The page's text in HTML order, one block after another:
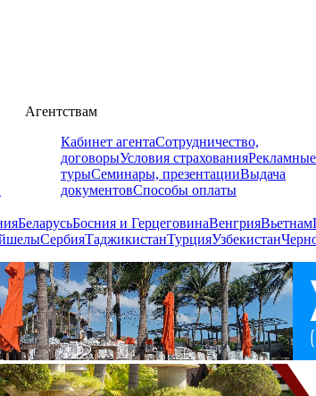
Агентствам
Кабинет агентаСотрудничество,
договорыУсловия страхованияРекламные
турыСеминары, презентацииВыдача
документовСпособы оплаты
БеларусьБосния и ГерцеговинаВенгрияВьетнам
СербияТаджикистанТурцияУзбекистан